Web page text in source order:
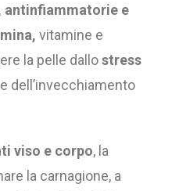
antinfiammatorie e
vitamine e
la pelle dallostress
dell’invecchiamento
viso e corpo, la
la carnagione, a